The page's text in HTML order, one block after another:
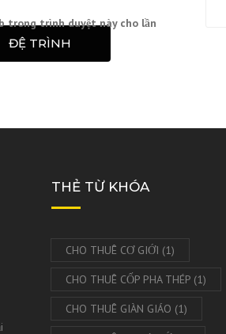
trong trình duyệt này cho lần
ĐỆ TRÌNH
THẺ TỪ KHÓA
CHO THUÊ CƠ GIỚI (1)
CHO THUÊ CỐP PHA THÉP(1)
CHO THUÊ GIÀN GIÁO (1)